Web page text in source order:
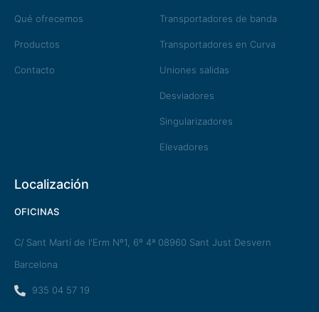
Qué ofrecemos
Productos
Contacto
Transportadores de banda
Transportadores en Curva
Uniones salidas
Desviadores
Singularizadores
Elevadores
Localización
OFICINAS
C/ Sant Martí de l'Erm Nº1, 6º 4ª 08960 Sant Just Desvern
Barcelona
935 04 57 19